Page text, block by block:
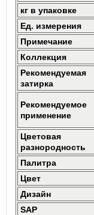
кг в упаковке
Ед. измерения
Примечание
Коллекция
Рекомендуемая
затирка
Рекомендуемое
применение
Цветовая
разнородность
Палитра
Цвет
Дизайн
SAP